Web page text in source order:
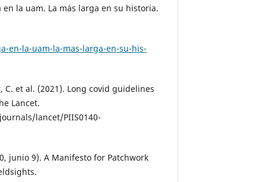
la uam. La más larga en su historia.
en-la-uam-la-mas-larga-en-su-his-
C. et al. (2021). Long covid guidelines
Lancet.
journals/lancet/PIIS0140-
junio 9). A Manifesto for Patchwork